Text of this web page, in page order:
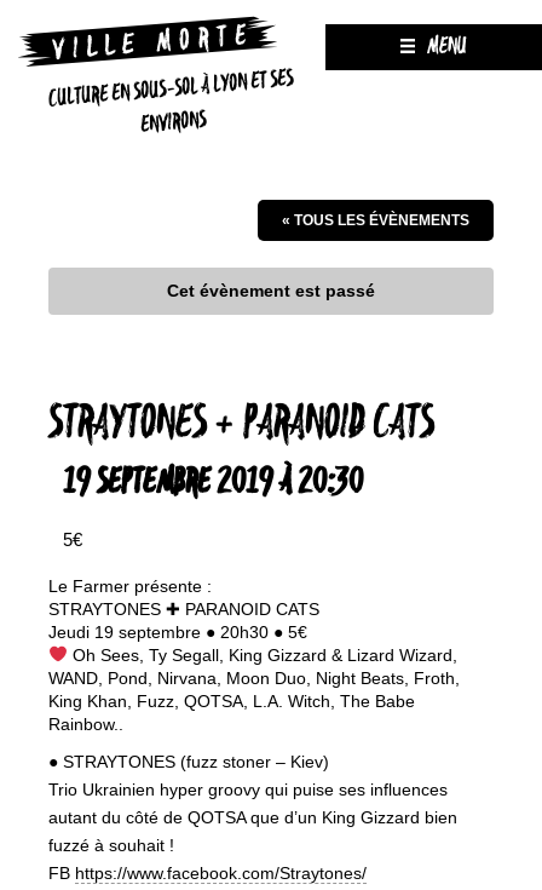
CULTURE EN SOUS-SOL À LYON ET SES
ENVIRONS
MENU
« TOUS LES ÉVÈNEMENTS
Cet évènement est passé
STRAYTONES + PARANOID CATS
19 SEPTEMBRE 2019 À 20:30
5€
Le Farmer présente :
STRAYTONES ✚ PARANOID CATS
Jeudi 19 septembre ● 20h30 ● 5€
Oh Sees, Ty Segall, King Gizzard & Lizard Wizard,
WAND, Pond, Nirvana, Moon Duo, Night Beats, Froth,
King Khan, Fuzz, QOTSA, L.A. Witch, The Babe
Rainbow..
● STRAYTONES (fuzz stoner – Kiev)
Trio Ukrainien hyper groovy qui puise ses influences
autant du côté de QOTSA que d’un King Gizzard bien
fuzzé à souhait !
FB https://www.facebook.com/Straytones/